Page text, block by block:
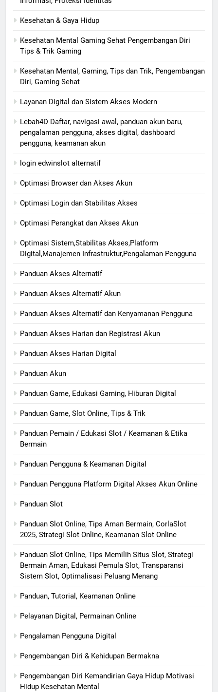
Kesehatan & Gaya Hidup
Kesehatan Mental Gaming Sehat Pengembangan Diri
Tips & Trik Gaming
Kesehatan Mental, Gaming, Tips dan Trik, Pengembangan
Diri, Gaming Sehat
Layanan Digital dan Sistem Akses Modern
Lebah4D Daftar, navigasi awal, panduan akun baru,
pengalaman pengguna, akses digital, dashboard
pengguna, keamanan akun
login edwinslot alternatif
Optimasi Browser dan Akses Akun
Optimasi Login dan Stabilitas Akses
Optimasi Perangkat dan Akses Akun
Optimasi Sistem,Stabilitas Akses,Platform
Digital,Manajemen Infrastruktur,Pengalaman Pengguna
Panduan Akses Alternatif
Panduan Akses Alternatif Akun
Panduan Akses Alternatif dan Kenyamanan Pengguna
Panduan Akses Harian dan Registrasi Akun
Panduan Akses Harian Digital
Panduan Akun
Panduan Game, Edukasi Gaming, Hiburan Digital
Panduan Game, Slot Online, Tips & Trik
Panduan Pemain / Edukasi Slot / Keamanan & Etika
Bermain
Panduan Pengguna & Keamanan Digital
Panduan Pengguna Platform Digital Akses Akun Online
Panduan Slot
Panduan Slot Online, Tips Aman Bermain, CorlaSlot
2025, Strategi Slot Online, Keamanan Slot Online
Panduan Slot Online, Tips Memilih Situs Slot, Strategi
Bermain Aman, Edukasi Pemula Slot, Transparansi
Sistem Slot, Optimalisasi Peluang Menang
Panduan, Tutorial, Keamanan Online
Pelayanan Digital, Permainan Online
Pengalaman Pengguna Digital
Pengembangan Diri & Kehidupan Bermakna
Pengembangan Diri Kemandirian Gaya Hidup Motivasi
Hidup Kesehatan Mental